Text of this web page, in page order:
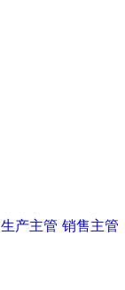
生产主管 销售主管